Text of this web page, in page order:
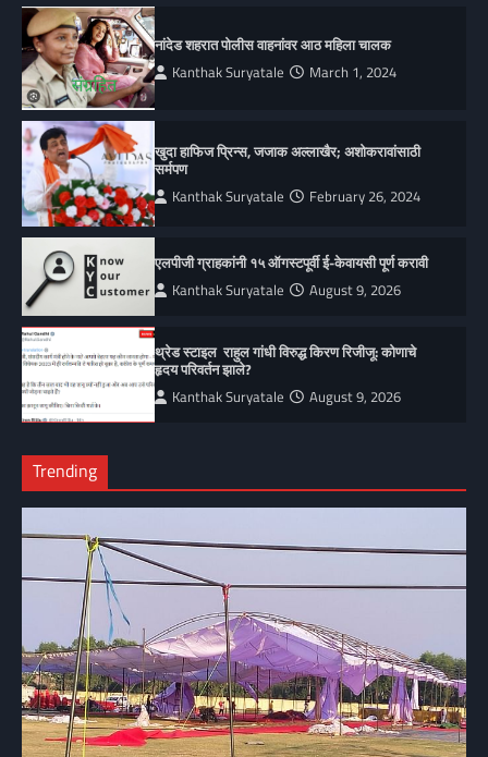
नांदेड शहरात पोलीस वाहनांवर आठ महिला चालक
Kanthak Suryatale March 1, 2024
खुदा हाफिज प्रिन्स, जजाक अल्लाखैर; अशोकरावांसाठी
सर्मपण
Kanthak Suryatale February 26, 2024
एलपीजी ग्राहकांनी १५ ऑगस्टपूर्वी ई-केवायसी पूर्ण करावी
Kanthak Suryatale August 9, 2026
थ्रेड स्टाइल राहुल गांधी विरुद्ध किरण रिजीजू: कोणाचे
हृदय परिवर्तन झाले?
Kanthak Suryatale August 9, 2026
Trending